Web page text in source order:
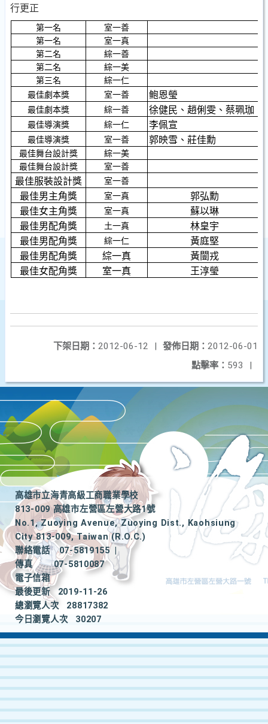
行更正
第一名
室一善
第一名
室一真
第二名
綜一善
第二名
綜一美
第三名
綜一仁
最佳劇本獎
室一善 鲍恩瑩
最佳劇本獎 綜一善 徐健民、趙俐雯、蔡珮珈
最佳導演獎 綜一仁 李佩宣
最佳導演獎 室一善 郭映雪、莊佳勳
最佳舞台設計獎
綜一美
最佳舞台設計獎
室一善
最佳服裝設計獎 室一善
最佳男主角獎 室一真
郭弘勳
最佳女主角獎
室一真
蘇以琳
最佳男配角獎
土一真
林皇宇
最佳男配角獎
綜一仁
黃庭堅
最佳男配角獎
綜一真
黃闓戎
最佳女配角獎
室一真 王淳瑩
發佈日期： 2012-06-01
下架日期： 2012-06-12
|
點擊率： 593 |
高雄市立海青高級工商職業學校
813-009 高雄市左營區左營大路1號
No.1, Zuoying Avenue, Zuoying Dist., Kaohsiung
City 813-009, Taiwan (R.O.C.)
聯絡電話
07-5819155
|
傳真
07-5810087
電子信箱
最後更新
2019-11-26
總瀏覽人次
28817382
今日瀏覽人次
30207